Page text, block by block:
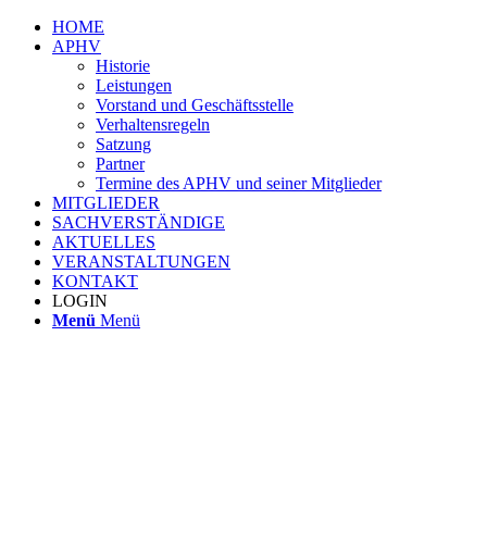
HOME
APHV
Historie
Leistungen
Vorstand und Geschäftsstelle
Verhaltensregeln
Satzung
Partner
Termine des APHV und seiner Mitglieder
MITGLIEDER
SACHVERSTÄNDIGE
AKTUELLES
VERANSTALTUNGEN
KONTAKT
LOGIN
Menü Menü